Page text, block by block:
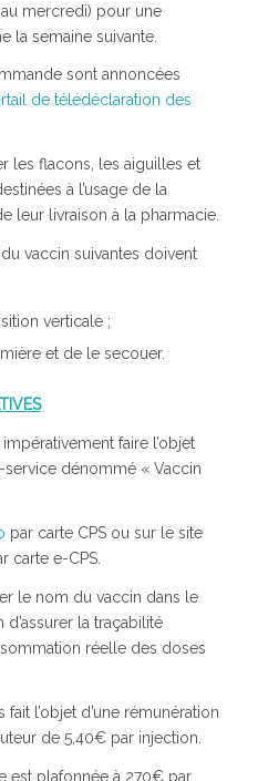
mercredi) pour une
la semaine suivante.
sont annoncées
de télédéclaration des
les flacons, les aiguilles et
à l’usage de la
leur livraison à la pharmacie.
vaccin suivantes doivent
verticale ;
et de le secouer.
faire l’objet
service dénommé « Vaccin
par carte CPS ou sur le site
carte e-CPS.
le nom du vaccin dans le
la traçabilité
réelle des doses
fait l’objet d’une rémunération
de 5,40€ par injection.
est plafonnée à 270€ par